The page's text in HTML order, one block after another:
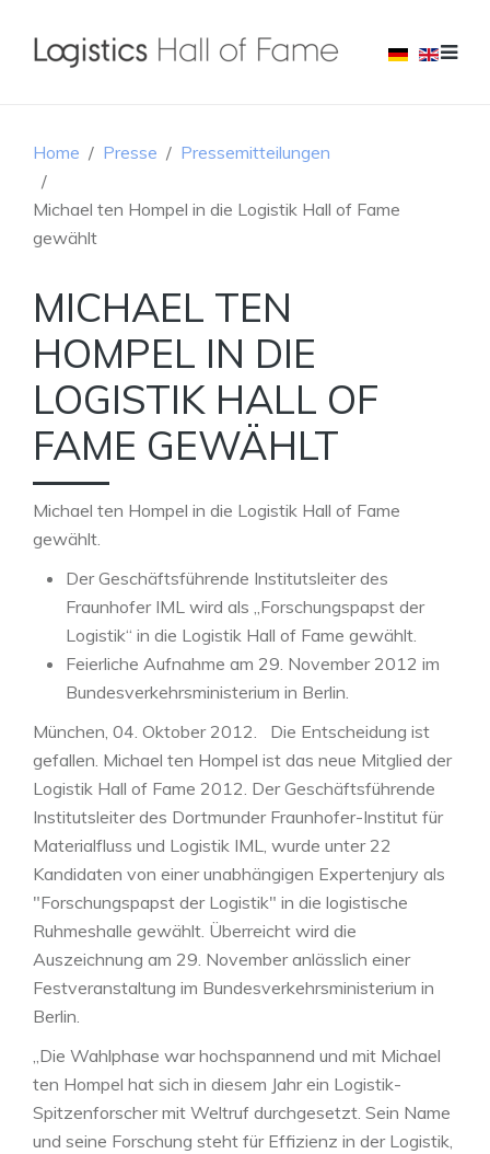
Home Presse Pressemitteilungen
Michael ten Hompel in die Logistik Hall of Fame
gewählt
MICHAEL TEN
HOMPEL IN DIE
LOGISTIK HALL OF
FAME GEWÄHLT
Michael ten Hompel in die Logistik Hall of Fame
gewählt.
Der Geschäftsführende Institutsleiter des
Fraunhofer IML wird als „Forschungspapst der
Logistik“ in die Logistik Hall of Fame gewählt.
Feierliche Aufnahme am 29. November 2012 im
Bundesverkehrsministerium in Berlin.
München, 04. Oktober 2012. Die Entscheidung ist
gefallen. Michael ten Hompel ist das neue Mitglied der
Logistik Hall of Fame 2012. Der Geschäftsführende
Institutsleiter des Dortmunder Fraunhofer-Institut für
Materialfluss und Logistik IML, wurde unter 22
Kandidaten von einer unabhängigen Expertenjury als
"Forschungspapst der Logistik" in die logistische
Ruhmeshalle gewählt. Überreicht wird die
Auszeichnung am 29. November anlässlich einer
Festveranstaltung im Bundesverkehrsministerium in
Berlin.
„Die Wahlphase war hochspannend und mit Michael
ten Hompel hat sich in diesem Jahr ein Logistik-
Spitzenforscher mit Weltruf durchgesetzt. Sein Name
und seine Forschung steht für Effizienz in der Logistik,